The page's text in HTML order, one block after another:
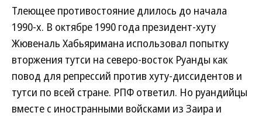
Тлеющее противостояние длилось до начала
1990-х. В октябре 1990 года президент-хуту
Жювеналь Хабьяримана использовал попытку
вторжения тутси на северо-восток Руанды как
повод для репрессий против хуту-диссидентов и
тутси по всей стране. РПФ ответил. Но руандийцы
вместе с иностранными войсками из Заира и